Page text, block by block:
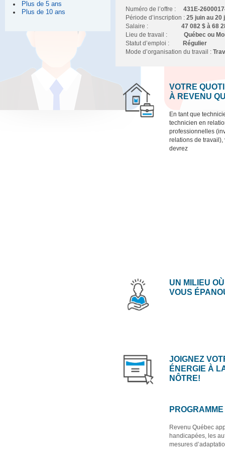
Plus de 5 ans
Plus de 10 ans
Numéro de l’offre : 431E-
Période d’inscription : 25 juin au 20
Salaire : 47 082 $ à 68
Lieu de travail : Québec ou
Statut d’emploi :
Régulier
Mode d’organisation du travail :
VOTRE
À REVENU
En tant que
technicien en
professionnelles
relations de travail),
devrez
UN MILIEU OÙ
VOUS
JOIGNEZ
ÉNERGIE À
NÔTRE!
Revenu Québec
handicapées, les
mesures